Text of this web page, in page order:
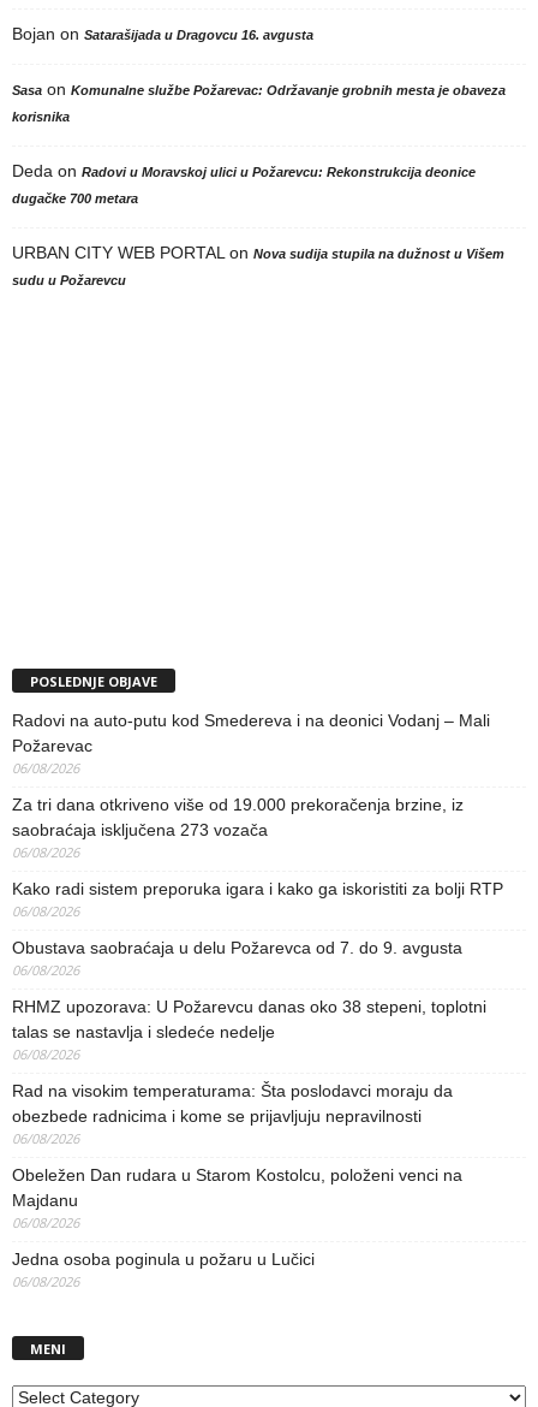
Bojan on Satarašijada u Dragovcu 16. avgusta
Sasa on Komunalne službe Požarevac: Održavanje grobnih mesta je obaveza
korisnika
Deda on Radovi u Moravskoj ulici u Požarevcu: Rekonstrukcija deonice
dugačke 700 metara
URBAN CITY WEB PORTALon Nova sudija stupila na dužnost u Višem
sudu u Požarevcu
POSLEDNJE OBJAVE
Radovi na auto-putu kod Smedereva i na deonici Vodanj – Mali
Požarevac
06/08/2026
Za tri dana otkriveno više od 19.000 prekoračenja brzine, iz
saobraćaja isključena 273 vozača
06/08/2026
Kako radi sistem preporuka igara i kako ga iskoristiti za bolji RTP
06/08/2026
Obustava saobraćaja u delu Požarevca od 7. do 9. avgusta
06/08/2026
RHMZ upozorava: U Požarevcu danas oko 38 stepeni, toplotni
talas se nastavlja i sledeće nedelje
06/08/2026
Rad na visokim temperaturama: Šta poslodavci moraju da
obezbede radnicima i kome se prijavljuju nepravilnosti
06/08/2026
Obeležen Dan rudara u Starom Kostolcu, položeni venci na
Majdanu
06/08/2026
Jedna osoba poginula u požaru u Lučici
06/08/2026
MENI
MENI